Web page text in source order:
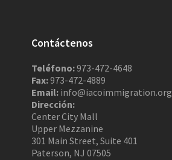
Contáctenos
Teléfono:973-472-4648
Fax:973-472-4889
Email: info@iacoimmigration.org
Dirección:
Center City Mall
Upper Mezzanine
301 Main Street, Suite 401
Paterson, NJ 07505